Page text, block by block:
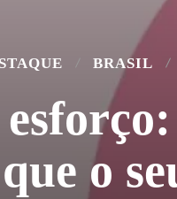
BRASIL
o